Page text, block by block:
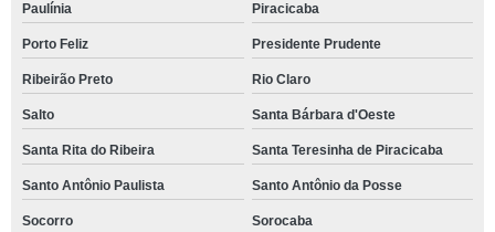
Paulínia Piracicaba
Porto Feliz Presidente Prudente
Ribeirão Preto Rio Claro
Salto Santa Bárbara d'Oeste
Santa Rita do Ribeira Santa Teresinha de Piracicaba
Santo Antônio Paulista Santo Antônio da Posse
Socorro Sorocaba